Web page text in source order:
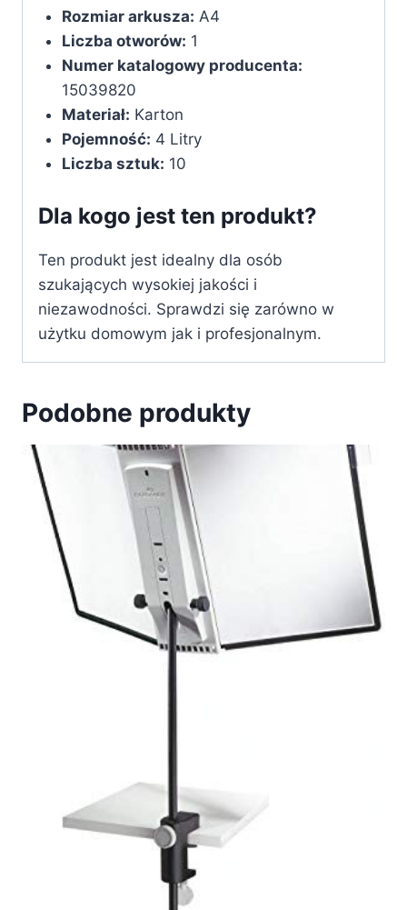
Rozmiar arkusza: ‎A4
Liczba otworów: ‎1
Numer katalogowy producenta:
‎15039820
Materiał: Karton
Pojemność: 4 Litry
Liczba sztuk: 10
Dla kogo jest ten produkt?
Ten produkt jest idealny dla osób
szukających wysokiej jakości i
niezawodności. Sprawdzi się zarówno w
użytku domowym jak i profesjonalnym.
Podobne produkty